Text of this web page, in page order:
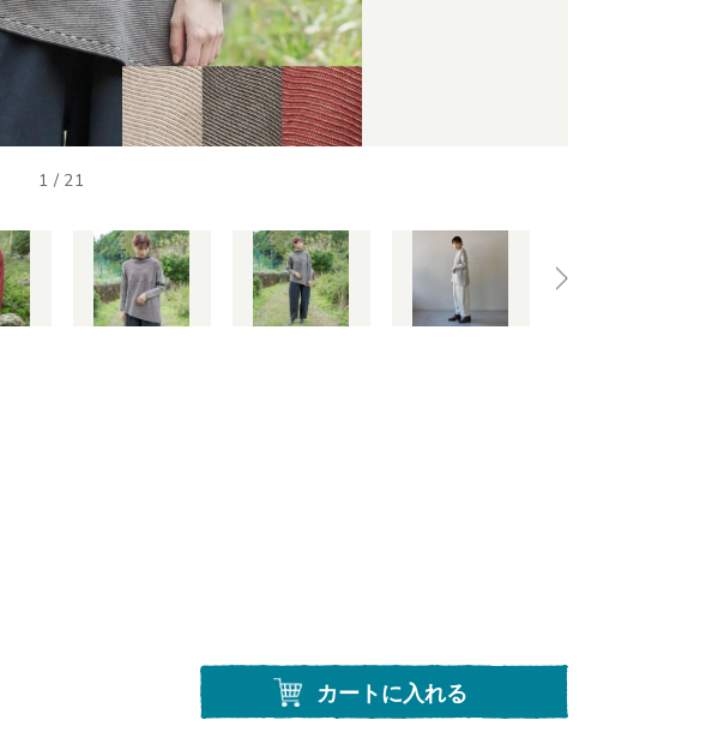
1 / 21
カートに入れる